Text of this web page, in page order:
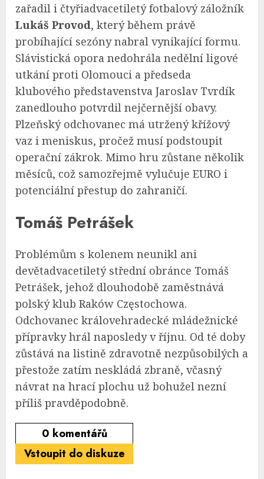
zařadil i čtyřiadvacetiletý fotbalový záložník
Lukáš Provod, který během právě
probíhající sezóny nabral vynikající formu.
Slávistická opora nedohrála nedělní ligové
utkání proti Olomouci a předseda
klubového představenstva Jaroslav Tvrdík
zanedlouho potvrdil nejčernější obavy.
Plzeňský odchovanec má utržený křížový
vaz i meniskus, pročež musí podstoupit
operační zákrok. Mimo hru zůstane několik
měsíců, což samozřejmě vylučuje EURO i
potenciální přestup do zahraničí.
Tomáš Petrášek
Problémům s kolenem neunikl ani
devětadvacetiletý střední obránce Tomáš
Petrášek, jehož dlouhodobě zaměstnává
polský klub Raków Częstochowa.
Odchovanec královehradecké mládežnické
přípravky hrál naposledy v říjnu. Od té doby
zůstává na listině zdravotně nezpůsobilých a
přestože zatím neskládá zbraně, včasný
návrat na hrací plochu už bohužel nezní
příliš pravděpodobně.
0 komentářů
Vstoupit do diskuze